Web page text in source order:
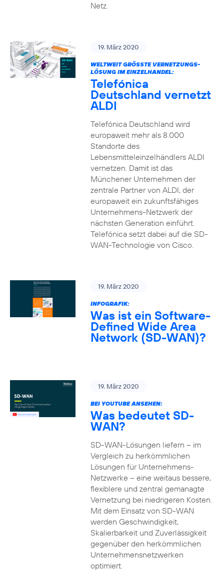
Netz.
19. März 2020
WELTWEIT GRÖSSTE VERNETZUNGS-L
ÖSUNG IM EINZELHANDEL:
Telefónica
Deutschland vernetzt
ALDI
Telefónica Deutschland wird
europaweit mehr als 8.000
Standorte des
Lebensmitteleinzelhändlers ALDI
vernetzen. Damit ist das
Münchener Unternehmen der
zentrale Partner von ALDI, der
europaweit ein zukunftsfähiges
Unternehmens-Netzwerk der
nächsten Generation einführt.
Telefónica setzt dabei auf die SD-
WAN-Technologie von Cisco.
19. März 2020
INFOGRAFIK:
Was ist ein Software-
Defined Wide Area
Network (SD-WAN)?
19. März 2020
BEI YOUTUBE ANSEHEN:
Was bedeutet SD-
WAN?
SD-WAN-Lösungen liefern – im
Vergleich zu herkömmlichen
Lösungen für Unternehmens-
Netzwerke – eine weitaus bessere,
flexiblere und zentral gemanagte
Vernetzung bei niedrigeren Kosten.
Mit dem Einsatz von SD-WAN
werden Geschwindigkeit,
Skalierbarkeit und Zuverlässigkeit
gegenüber den herkömmlichen
Unternehmensnetzwerken
optimiert.